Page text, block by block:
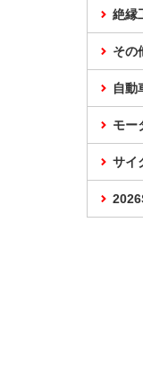
絶縁
その
自動
モー
サイ